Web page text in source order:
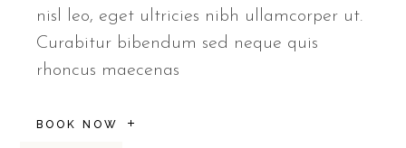
nisl leo, eget ultricies nibh ullamcorper ut.
Curabitur bibendum sed neque quis
rhoncus maecenas
BOOK NOW